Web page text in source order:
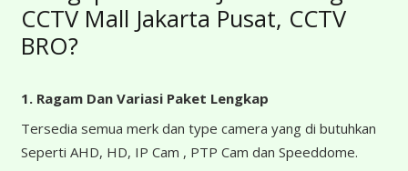
CCTV Mall Jakarta Pusat, CCTV
BRO?
1. Ragam Dan Variasi Paket Lengkap
Tersedia semua merk dan type camera yang di butuhkan
Seperti AHD, HD, IP Cam , PTP Cam dan Speeddome.